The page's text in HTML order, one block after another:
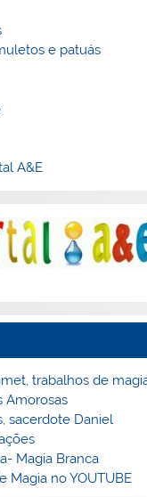
e patuás
A&E
trabalhos de
Amorosas
sacerdote Daniel
Magia Branca
Magia no YOUTUBE